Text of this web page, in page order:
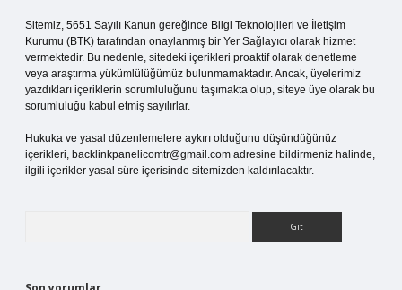
Sitemiz, 5651 Sayılı Kanun gereğince Bilgi Teknolojileri ve İletişim
Kurumu (BTK) tarafından onaylanmış bir Yer Sağlayıcı olarak hizmet
vermektedir. Bu nedenle, sitedeki içerikleri proaktif olarak denetleme
veya araştırma yükümlülüğümüz bulunmamaktadır. Ancak, üyelerimiz
yazdıkları içeriklerin sorumluluğunu taşımakta olup, siteye üye olarak bu
sorumluluğu kabul etmiş sayılırlar.
Hukuka ve yasal düzenlemelere aykırı olduğunu düşündüğünüz
içerikleri, backlinkpanelicomtr@gmail.com adresine bildirmeniz halinde,
ilgili içerikler yasal süre içerisinde sitemizden kaldırılacaktır.